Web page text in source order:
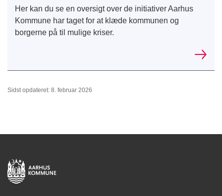
Her kan du se en oversigt over de initiativer Aarhus
Kommune har taget for at klæde kommunen og
borgerne på til mulige kriser.
Sidst opdateret: 8. februar 2026